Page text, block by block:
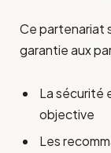
Ce partenariat
garantie aux
La sécurité
objective
Les